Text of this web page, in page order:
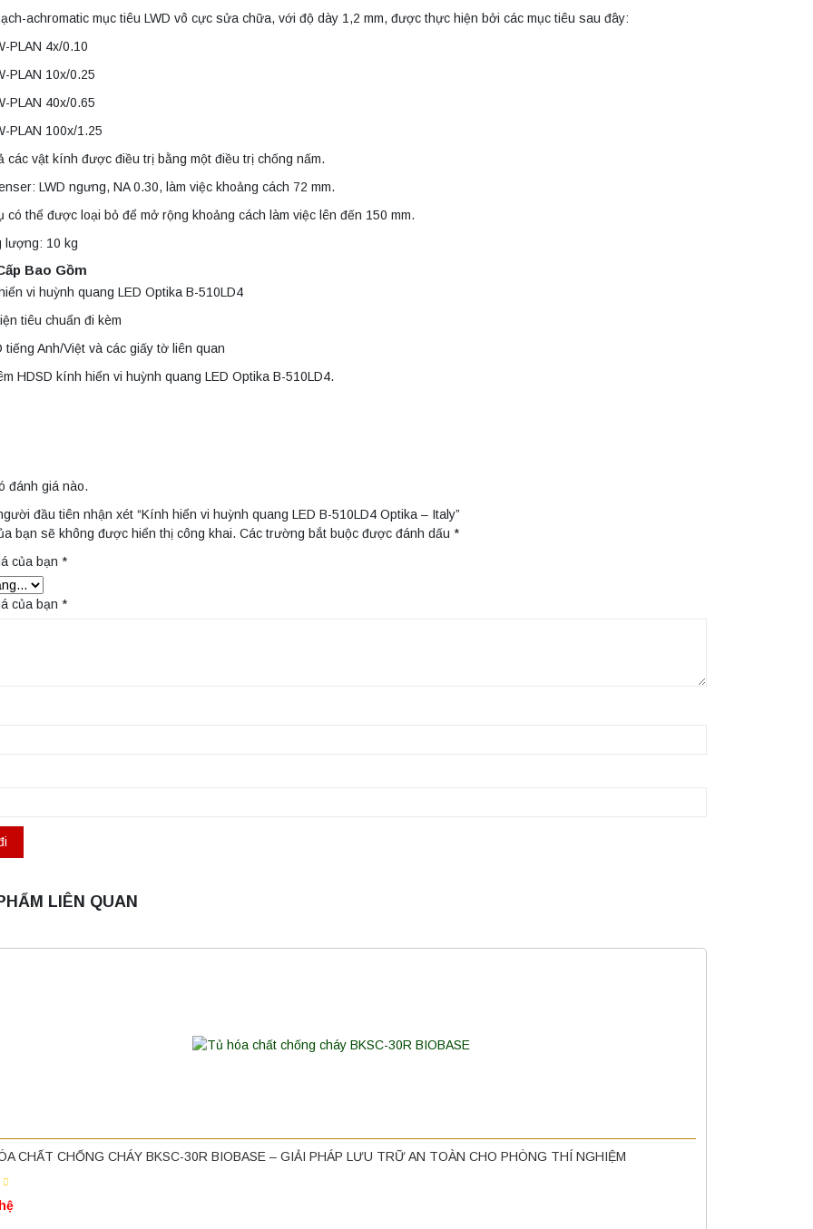
achromatic mục tiêu LWD vô cực sửa chữa, với độ dày 1,2 mm, được thực hiện bởi các mục tiêu sau đây:
PLAN 4x/0.10
PLAN 10x/0.25
PLAN 40x/0.65
PLAN 100x/1.25
các vật kính được điều trị bằng một điều trị chống nấm.
LWD ngưng, NA 0.30, làm việc khoảng cách 72 mm.
có thể được loại bỏ để mở rộng khoảng cách làm việc lên đến 150 mm.
lượng: 10 kg
Bao Gồm
vi huỳnh quang LED Optika B-510LD4
tiêu chuẩn đi kèm
tiếng Anh/Việt và các giấy tờ liên quan
HDSD kính hiển vi huỳnh quang LED Optika B-510LD4.
đánh giá nào.
đầu tiên nhận xét “Kính hiển vi huỳnh quang LED B-510LD4 Optika – Italy”
bạn sẽ không được hiển thị công khai. Các trường bắt buộc được đánh dấu*
của bạn*
của bạn*
LIÊN QUAN
CHẤT CHỐNG CHÁY BKSC-30R BIOBASE – GIẢI PHÁP LƯU TRỮ AN TOÀN CHO PHÒNG THÍ NGHIỆM